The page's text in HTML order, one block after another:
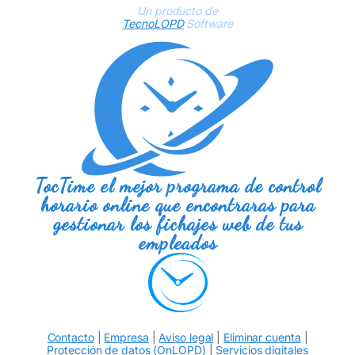
Un producto de
TecnoLOPDSoftware
TocTime el mejor programa de control
horario online que encontraras para
gestionar los fichajes web de tus
empleados
Contacto| Empresa |Aviso legal Eliminar cuenta
Protección de datos (OnLOPD)
Servicios digitales